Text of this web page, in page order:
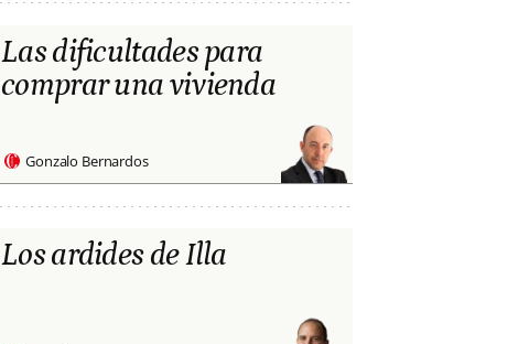
Las dificultades para
comprar una vivienda
Gonzalo Bernardos
Los ardides de Illa